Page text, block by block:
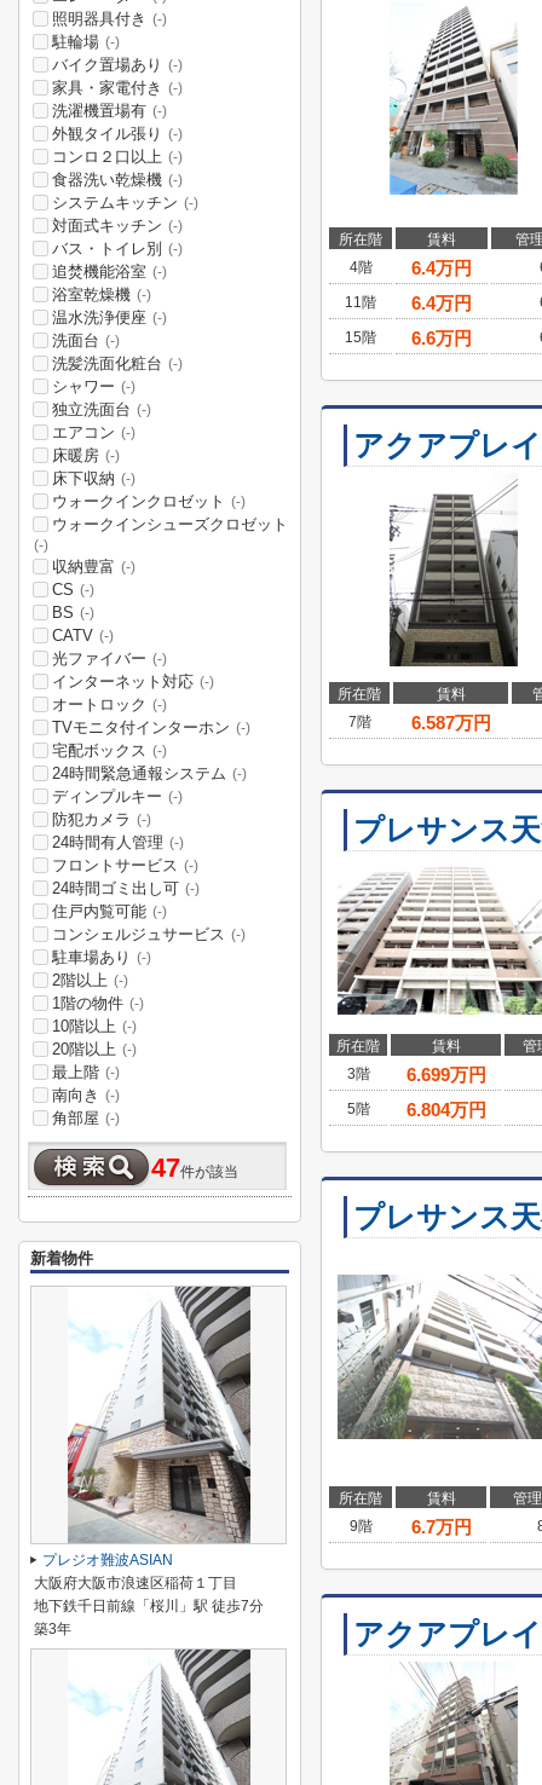
所在階 賃料
管
4階
6.4万円
11階 6.4万円
15階 6.6万円
アクアプレ
所在階 賃料
7階
6.587万円
プレサンス
所在階 賃料
管
3階
6.699万円
5階 6.804万円
プレサンス
所在階 賃料
管
9階
6.7万円
アクアプレ
照明器具付き (-)
駐輪場 (-)
バイク置場あり (-)
家具・家電付き (-)
洗濯機置場有 (-)
外観タイル張り (-)
コンロ２口以上 (-)
食器洗い乾燥機 (-)
システムキッチン (-)
対面式キッチン (-)
バス・トイレ別 (-)
追焚機能浴室 (-)
浴室乾燥機 (-)
温水洗浄便座 (-)
洗面台 (-)
洗髪洗面化粧台 (-)
シャワー (-)
独立洗面台 (-)
エアコン (-)
床暖房 (-)
床下収納 (-)
ウォークインクロゼット (-)
ウォークインシューズクロゼット
(-)
収納豊富 (-)
CS (-)
BS (-)
CATV (-)
光ファイバー (-)
インターネット対応 (-)
オートロック (-)
TVモニタ付インターホン (-)
宅配ボックス (-)
24時間緊急通報システム (-)
ディンプルキー (-)
防犯カメラ (-)
24時間有人管理 (-)
フロントサービス (-)
24時間ゴミ出し可 (-)
住戸内覧可能 (-)
コンシェルジュサービス (-)
駐車場あり (-)
2階以上 (-)
1階の物件 (-)
10階以上 (-)
20階以上 (-)
最上階 (-)
南向き (-)
角部屋 (-)
47件が該当
新着物件
プレジオ難波ASIAN
大阪府大阪市浪速区稲荷１丁目
地下鉄千日前線「桜川」駅 徒歩7分
築3年